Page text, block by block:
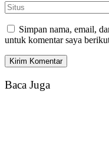
Simpan nama, email,
untuk komentar saya
Baca Juga